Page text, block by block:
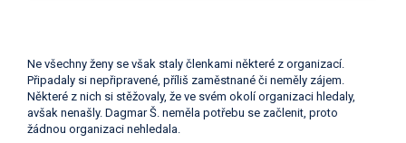
Ne všechny ženy se však staly členkami některé z organizací.
Připadaly si nepřipravené, příliš zaměstnané či neměly zájem.
Některé z nich si stěžovaly, že ve svém okolí organizaci hledaly,
avšak nenašly. Dagmar Š. neměla potřebu se začlenit, proto
žádnou organizaci nehledala.